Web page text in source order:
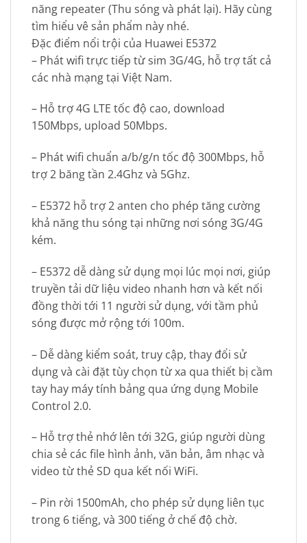
năng repeater (Thu sóng và phát lại). Hãy cùng
tìm hiểu vê sản phẩm này nhé.
Đặc điểm nổi trội của Huawei E5372
– Phát wifi trực tiếp từ sim 3G/4G, hỗ trợ tất cả
các nhà mạng tại Việt Nam.
– Hỗ trợ 4G LTE tốc độ cao, download
150Mbps, upload 50Mbps.
– Phát wifi chuẩn a/b/g/n tốc độ 300Mbps, hỗ
trợ 2 băng tần 2.4Ghz và 5Ghz.
– E5372 hỗ trợ 2 anten cho phép tăng cường
khả năng thu sóng tại những nơi sóng 3G/4G
kém.
– E5372 dễ dàng sử dụng mọi lúc mọi nơi, giúp
truyền tải dữ liệu video nhanh hơn và kết nối
đồng thời tới 11 người sử dụng, với tầm phủ
sóng được mở rộng tới 100m.
– Dễ dàng kiểm soát, truy cập, thay đổi sử
dụng và cài đặt tùy chọn từ xa qua thiết bị cầm
tay hay máy tính bảng qua ứng dụng Mobile
Control 2.0.
– Hỗ trợ thẻ nhớ lên tới 32G, giúp người dùng
chia sẻ các file hình ảnh, văn bản, âm nhạc và
video từ thẻ SD qua kết nối WiFi.
– Pin rời 1500mAh, cho phép sử dụng liên tục
trong 6 tiếng, và 300 tiếng ở chế độ chờ.